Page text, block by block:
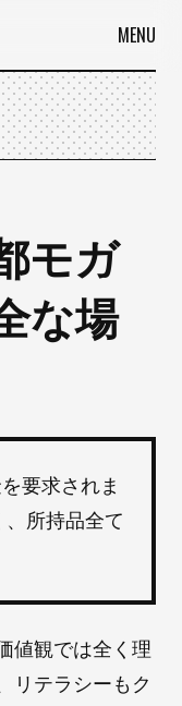
MENU
モガ
な場
要求されま
、所持品全て
値観では全く理
リテラシーもク